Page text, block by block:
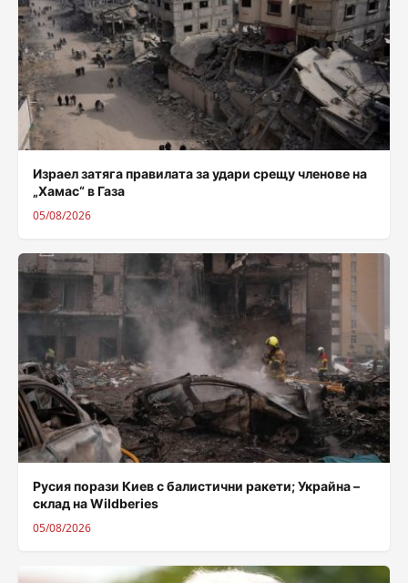
Израел затяга правилата за удари срещу членове на
„Хамас“ в Газа
05/08/2026
Русия порази Киев с балистични ракети; Украйна –
склад на Wildberies
05/08/2026